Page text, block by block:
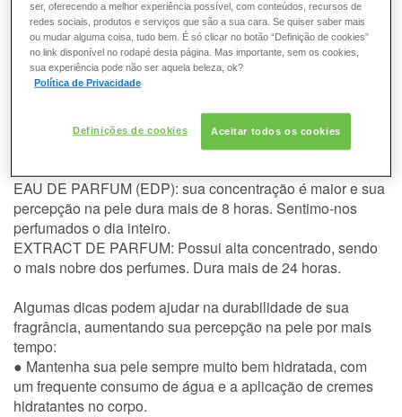
Cologne.
Todo perfume, conforme a sua concentração (EDT, EDP...),
possui um tempo médio de durabilidade na pele:
EAU DE COLOGNE: é a mais suave das concentrações.
Sua percepção na pele dura em média de 4 a 6 horas.
EAU DE TOILETTE (EDT): é a concentração mais
conhecida. Sua percepção na pele dura em média de 6 a 8
EAU DE PARFUM (EDP): sua concentração é maior e sua
percepção na pele dura mais de 8 horas. Sentimo-nos
perfumados o dia inteiro.
EXTRACT DE PARFUM: Possui alta concentrado, sendo
o mais nobre dos perfumes. Dura mais de 24 horas.
Algumas dicas podem ajudar na durabilidade de sua
fragrância, aumentando sua percepção na pele por mais
tempo:
● Mantenha sua pele sempre muito bem hidratada, com
um frequente consumo de água e a aplicação de cremes
hidratantes no corpo.
ser, oferecendo a melhor experiência possível, com conteúdos, recursos de
redes sociais, produtos e serviços que são a sua cara. Se quiser saber mais
ou mudar alguma coisa, tudo bem. É só clicar no botão “Definição de cookies”
no link disponível no rodapé desta página. Mas importante, sem os cookies,
sua experiência pode não ser aquela beleza, ok?
Política de Privacidade
Definições de cookies Aceitar todos os cookies